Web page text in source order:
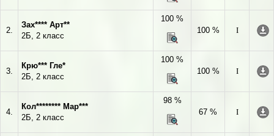
2.
Зах**** Арт**
2Б, 2 класс
100 %
100 %
I
3.
Крю*** Гле*
2Б, 2 класс
100 %
100 %
I
4.
Кол******** Мар***
2Б, 2 класс
98 %
67 %
I